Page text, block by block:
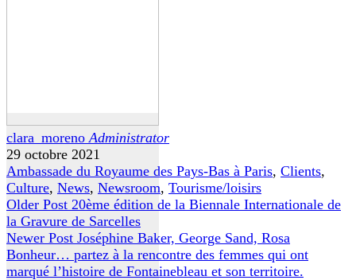
clara_moreno Administrator
29 octobre 2021
Ambassade du Royaume des Pays-Bas à Paris, Clients,
Culture, News, Newsroom, Tourisme/loisirs
Older Post 20ème édition de la Biennale Internationale de
la Gravure de Sarcelles
Newer Post Joséphine Baker, George Sand, Rosa
Bonheur… partez à la rencontre des femmes qui ont
marqué l’histoire de Fontainebleau et son territoire.